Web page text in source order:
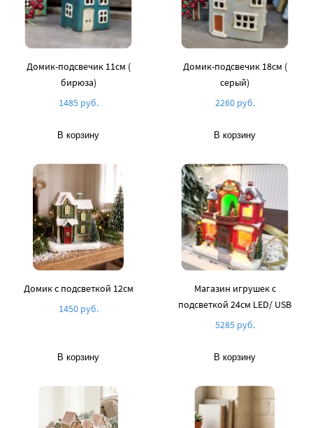
Домик-подсвечик 11см (
бирюза)
1485 руб.
В корзину
Домик-подсвечик 18см (
серый)
2260 руб.
В корзину
Домик с подсветкой 12см
1450 руб.
В корзину
Магазин игрушек с
подсветкой 24см LED/ USB
5285 руб.
В корзину